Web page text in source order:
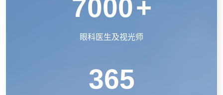
7000+
眼科医生及视光师
365